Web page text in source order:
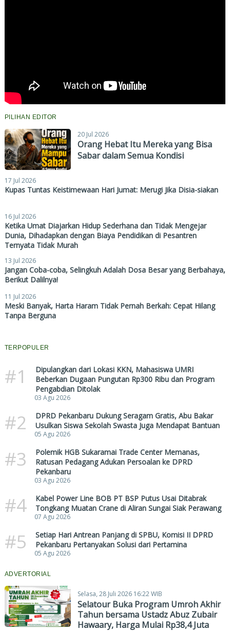
PILIHAN EDITOR
20 Jul 2026
Orang Hebat Itu Mereka yang Bisa
Sabar dalam Semua Kondisi
17 Jul 2026
Kupas Tuntas Keistimewaan Hari Jumat: Merugi Jika Disia-siakan
16 Jul 2026
Ketika Umat Diajarkan Hidup Sederhana dan Tidak Mengejar
Dunia, Dihadapkan dengan Biaya Pendidikan di Pesantren
Ternyata Tidak Murah
13 Jul 2026
Jangan Coba-coba, Selingkuh Adalah Dosa Besar yang Berbahaya,
Berikut Dalilnya!
11 Jul 2026
Meski Banyak, Harta Haram Tidak Pernah Berkah: Cepat Hilang
Tanpa Berguna
TERPOPULER
#1
Dipulangkan dari Lokasi KKN, Mahasiswa UMRI
Beberkan Dugaan Pungutan Rp300 Ribu dan Program
Pengabdian Ditolak
03 Agu 2026
#2
DPRD Pekanbaru Dukung Seragam Gratis, Abu Bakar
Usulkan Siswa Sekolah Swasta Juga Mendapat Bantuan
05 Agu 2026
#3
Polemik HGB Sukaramai Trade Center Memanas,
Ratusan Pedagang Adukan Persoalan ke DPRD
Pekanbaru
03 Agu 2026
#4
Kabel Power Line BOB PT BSP Putus Usai Ditabrak
Tongkang Muatan Crane di Aliran Sungai Siak Perawang
07 Agu 2026
#5
Setiap Hari Antrean Panjang di SPBU, Komisi II DPRD
Pekanbaru Pertanyakan Solusi dari Pertamina
05 Agu 2026
ADVERTORIAL
Selasa, 28 Juli 2026 16:22 WIB
Selatour Buka Program Umroh Akhir
Tahun bersama Ustadz Abuz Zubair
Hawaary, Harga Mulai Rp38,4 Juta